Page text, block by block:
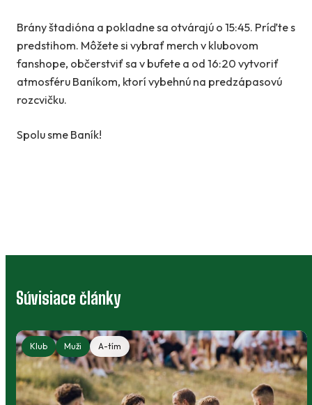
Brány štadióna a pokladne sa otvárajú o 15:45. Príďte s
predstihom. Môžete si vybrať merch v klubovom
fanshope, občerstviť sa v bufete a od 16:20 vytvoriť
atmosféru Baníkom, ktorí vybehnú na predzápasovú
rozcvičku.
Spolu sme Baník!
Súvisiace články
Klub Muži A-tím